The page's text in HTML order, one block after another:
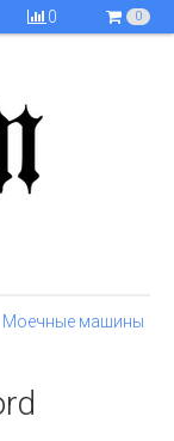
0 0
Моечные машины